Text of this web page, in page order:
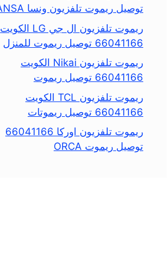
توصيل ريموت تلفزيون ونسا WANSA
ريموت تلفزيون ال جي LG الكويت
66041166 توصيل ريموت للمنزل
ريموت تلفزيون Nikai الكويت
66041166 توصيل ريموت
ريموت تلفزيون TCL الكويت
66041166 توصيل ريموتات
ريموت تلفزيون اوركا 66041166
توصيل ريموت ORCA